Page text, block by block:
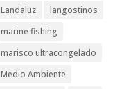
Landaluz
langostinos
marine fishing
marisco ultracongelado
Medio Ambiente